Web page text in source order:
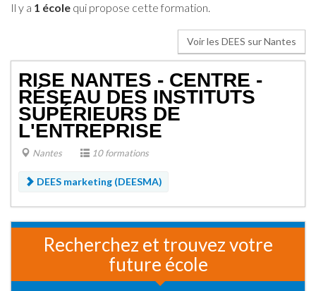
Il y a 1 école qui propose cette formation.
Voir les DEES sur Nantes
RISE NANTES - CENTRE -
RÉSEAU DES INSTITUTS
SUPÉRIEURS DE
L'ENTREPRISE
Nantes 10 formations
DEES marketing (DEESMA)
Recherchez et trouvez votre
future école